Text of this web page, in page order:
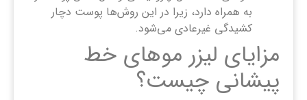
به همراه دارد، زیرا در این روش‌ها پوست دچار
کشیدگی غیرعادی می‌شود.
مزایای لیزر موهای خط
پیشانی چیست؟